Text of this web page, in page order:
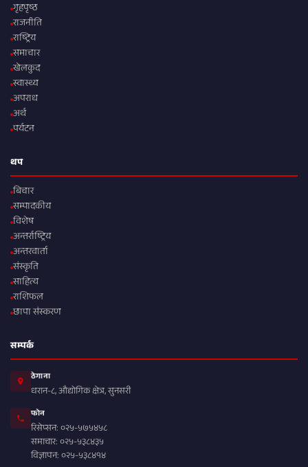
गृहपृष्ठ
राजनीति
राष्ट्रिय
समाचार
खेलकुद
स्वास्थ्य
अपराध
अर्थ
पर्यटन
थप
बिचार
सम्पादकीय
विशेष
अन्तर्राष्ट्रिय
अन्तरवार्ता
संस्कृति
साहित्य
राशिफल
छापा संस्करण
सम्पर्क
ठेगाना
धरान-८, औद्योगिक क्षेत्र, सुनसरी
फोन
रिसेप्सन: ०२५-५७५४५८
समाचार: ०२५-५३८४३५
विज्ञापन: ०२५-५३८४१४